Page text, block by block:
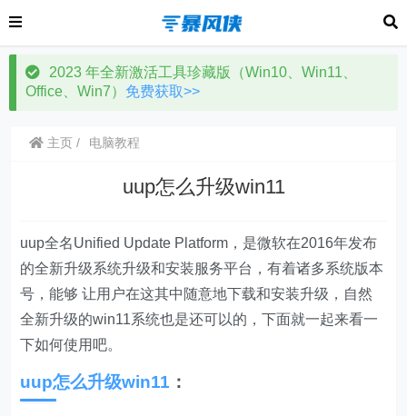
2023 年全新激活工具珍藏版（Win10、Win11、
Office、Win7） 免费获取>>
主页 电脑教程
uup怎么升级win11
uup全名Unified Update Platform，是微软在2016年发布
的全新升级系统升级和安装服务平台，有着诸多系统版本
号，能够 让用户在这其中随意地下载和安装升级，自然
全新升级的win11系统也是还可以的，下面就一起来看一
下如何使用吧。
uup怎么升级win11 ：